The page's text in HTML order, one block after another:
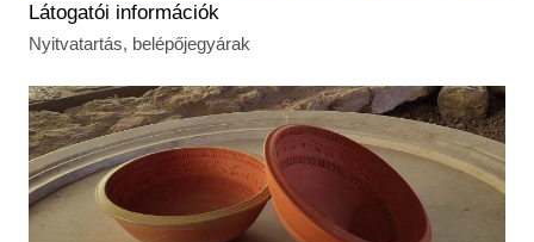
Látogatói információk
Nyitvatartás, belépőjegyárak